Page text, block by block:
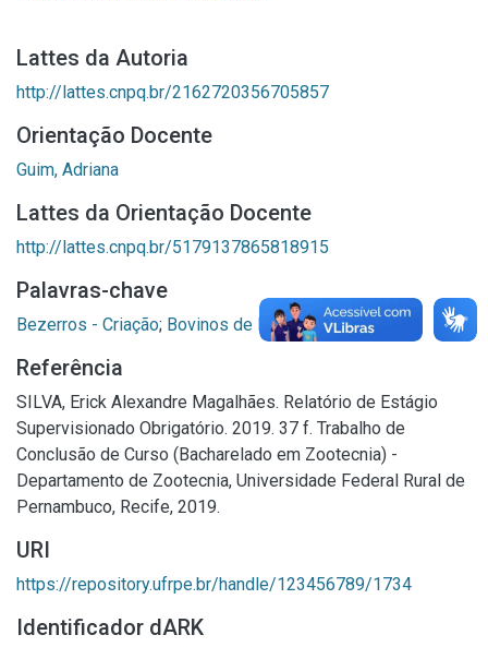
Lattes da Autoria
http://lattes.cnpq.br/2162720356705857
Orientação Docente
Guim, Adriana
Lattes da Orientação Docente
http://lattes.cnpq.br/5179137865818915
Palavras-chave
Bezerros - Criação; Bovinos de leite;Ordenha
Referência
SILVA, Erick Alexandre Magalhães. Relatório de Estágio
Supervisionado Obrigatório. 2019. 37 f. Trabalho de
Conclusão de Curso (Bacharelado em Zootecnia) -
Departamento de Zootecnia, Universidade Federal Rural de
Pernambuco, Recife, 2019.
URI
https://repository.ufrpe.br/handle/123456789/1734
Identificador dARK